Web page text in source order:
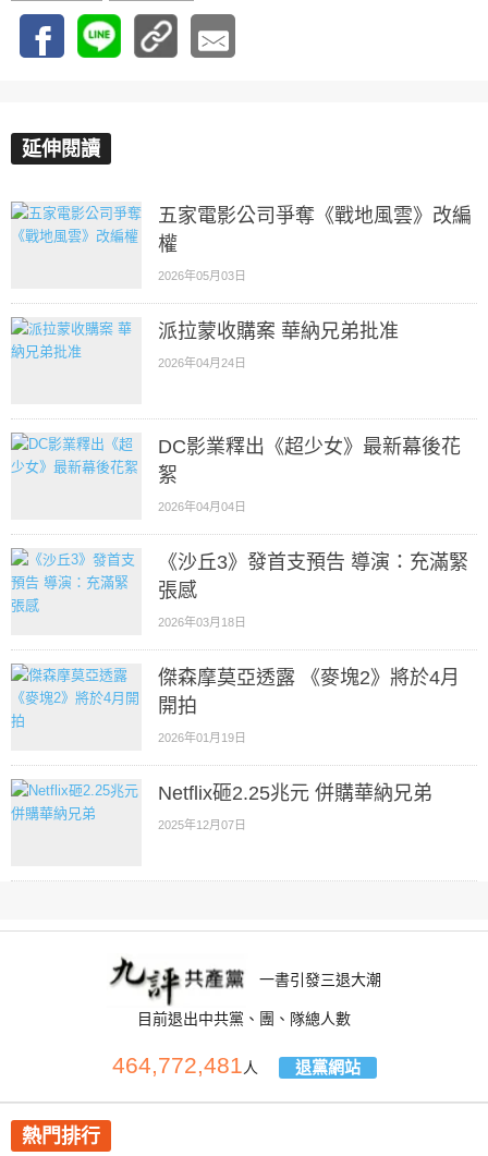
延伸閱讀
五家電影公司爭奪《戰地風雲》改編
權
2026年05月03日
派拉蒙收購案 華納兄弟批准
2026年04月24日
DC影業釋出《超少女》最新幕後花
絮
2026年04月04日
《沙丘3》發首支預告 導演：充滿緊
張感
2026年03月18日
傑森摩莫亞透露 《麥塊2》將於4月
開拍
2026年01月19日
Netflix砸2.25兆元 併購華納兄弟
2025年12月07日
一書引發三退大潮
目前退出中共黨、團、隊總人數
464,772,481人 退黨網站
熱門排行